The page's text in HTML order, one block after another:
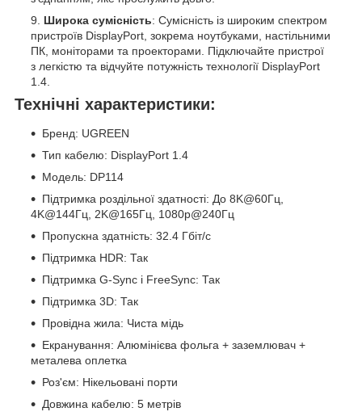
Широка сумісність: Сумісність із широким спектром
пристроїв DisplayPort, зокрема ноутбуками, настільними
ПК, моніторами та проекторами. Підключайте пристрої
з легкістю та відчуйте потужність технології DisplayPort
1.4.
Технічні характеристики:
Бренд: UGREEN
Тип кабелю: DisplayPort 1.4
Модель: DP114
Підтримка роздільної здатності: До 8K@60Гц,
4K@144Гц, 2K@165Гц, 1080p@240Гц
Пропускна здатність: 32.4 Гбіт/с
Підтримка HDR: Так
Підтримка G-Sync і FreeSync: Так
Підтримка 3D: Так
Провідна жила: Чиста мідь
Екранування: Алюмінієва фольга + заземлювач +
металева оплетка
Роз'єм: Нікельовані порти
Довжина кабелю: 5 метрів